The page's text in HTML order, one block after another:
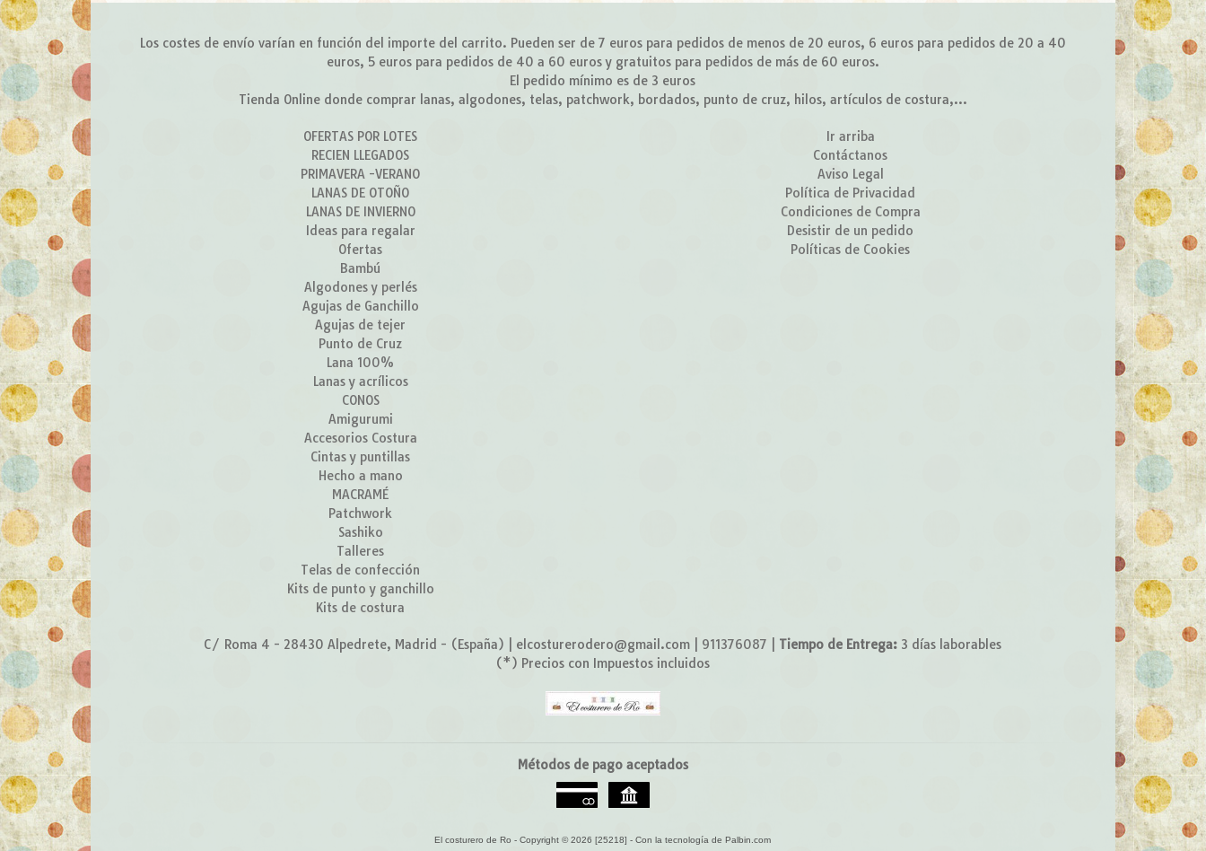
Los costes de envío varían en función del importe del carrito. Pueden ser de 7 euros para pedidos de menos de 20 euros, 6 euros para pedidos de 20 a 40
euros, 5 euros para pedidos de 40 a 60 euros y gratuitos para pedidos de más de 60 euros.
El pedido mínimo es de 3 euros
Tienda Online donde comprar lanas, algodones, telas, patchwork, bordados, punto de cruz, hilos, artículos de costura,...
OFERTAS POR LOTES
RECIEN LLEGADOS
PRIMAVERA -VERANO
LANAS DE OTOÑO
LANAS DE INVIERNO
Ideas para regalar
Ofertas
Bambú
Algodones y perlés
Agujas de Ganchillo
Agujas de tejer
Punto de Cruz
Lana 100%
Lanas y acrílicos
CONOS
Amigurumi
Accesorios Costura
Cintas y puntillas
Hecho a mano
MACRAMÉ
Patchwork
Sashiko
Talleres
Telas de confección
Kits de punto y ganchillo
Kits de costura
Ir arriba
Contáctanos
Aviso Legal
Política de Privacidad
Condiciones de Compra
Desistir de un pedido
Políticas de Cookies
C/ Roma 4 - 28430 Alpedrete, Madrid - (España) | elcosturerodero@gmail.com | 911376087 Tiempo de Entrega: 3 días laborables
(*) Precios con Impuestos incluidos
Métodos de pago aceptados
El costurero de Ro - Copyright © 2026 [25218] - Con la tecnología de Palbin.com